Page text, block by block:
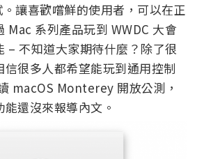
讓喜歡嚐鮮的使用者，可以在正
Mac 系列產品玩到 WWDC 大會
– 不知道大家期待什麼？除了很
很多人都希望能玩到通用控制
macOS Monterey 開放公測，
還沒來報導內文。